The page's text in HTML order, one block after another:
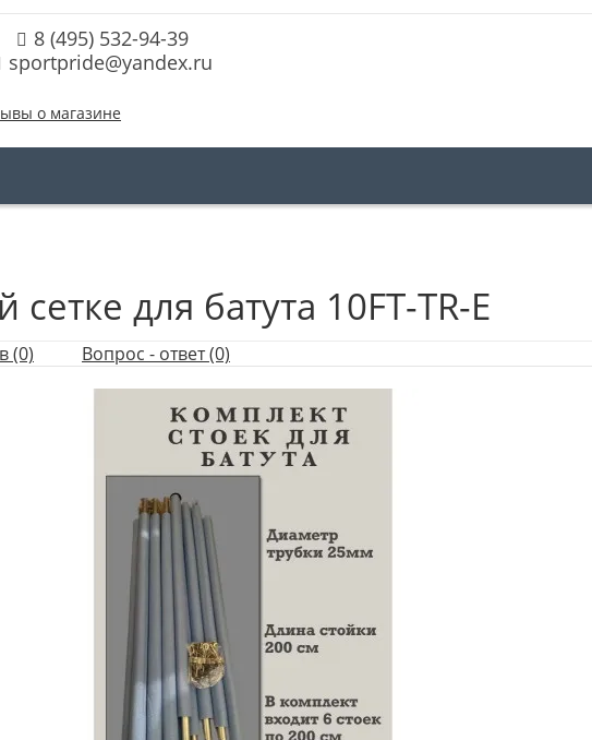
8 (495) 532-94-39
sportpride@yandex.ru
о магазине
для батута 10FT-TR-E
(0) Вопрос - ответ (0)